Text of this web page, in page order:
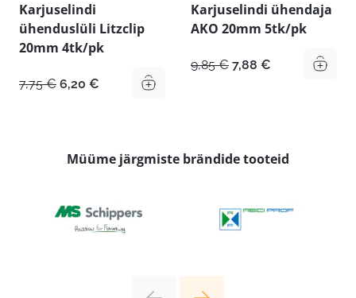
Karjuselindi
ühenduslüli Litzclip
20mm 4tk/pk
7,75€ Algne
6,20 € Praegune
Karjuselindi ühendaja
AKO 20mm 5tk/pk
9,85€ Algne
7,88 € Praegune
Müüme järgmiste brändide tooteid